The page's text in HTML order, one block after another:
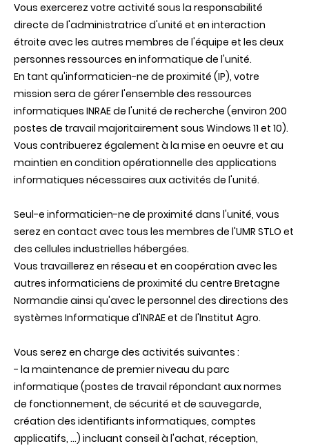
Vous exercerez votre activité sous la responsabilité
directe de l'administratrice d'unité et en interaction
étroite avec les autres membres de l'équipe et les deux
personnes ressources en informatique de l'unité.
En tant qu'informaticien-ne de proximité (IP), votre
mission sera de gérer l'ensemble des ressources
informatiques INRAE de l'unité de recherche (environ 200
postes de travail majoritairement sous Windows 11 et 10).
Vous contribuerez également à la mise en oeuvre et au
maintien en condition opérationnelle des applications
informatiques nécessaires aux activités de l'unité.
Seul-e informaticien-ne de proximité dans l'unité, vous
serez en contact avec tous les membres de l'UMR STLO et
des cellules industrielles hébergées.
Vous travaillerez en réseau et en coopération avec les
autres informaticiens de proximité du centre Bretagne
Normandie ainsi qu'avec le personnel des directions des
systèmes Informatique d'INRAE et de l'Institut Agro.
Vous serez en charge des activités suivantes :
- la maintenance de premier niveau du parc
informatique (postes de travail répondant aux normes
de fonctionnement, de sécurité et de sauvegarde,
création des identifiants informatiques, comptes
applicatifs, ...) incluant conseil à l'achat, réception,